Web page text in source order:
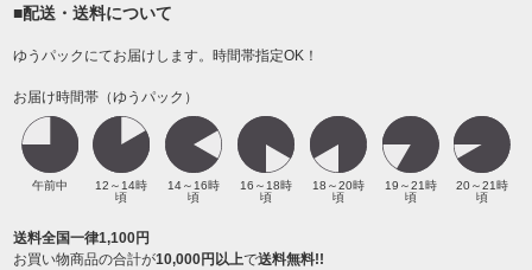
■配送・送料について
ゆうパックにてお届けします。時間帯指定OK！
お届け時間帯（ゆうパック）
午前中
12～14時
頃
14～16時
頃
16～18時
頃
18～20時
頃
19～21時
頃
20～21時
頃
送料全国一律1,100円
お買い物商品の合計が10,000円以上で送料無料!!